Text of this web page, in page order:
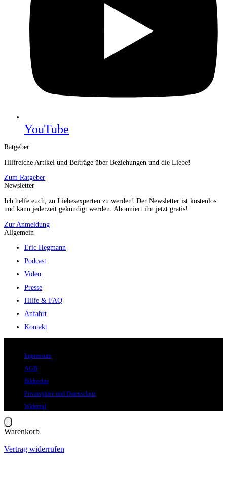
YouTube
Ratgeber
Hilfreiche Artikel und Beiträge über Beziehungen und die Liebe!
Zum Ratgeber
Newsletter
Ich helfe euch, zu Liebesexperten zu werden! Der Newsletter ist kostenlos
und kann jederzeit gekündigt werden. Abonniert ihn jetzt gratis!
Zur Anmeldung
Allgemein
Eric Hegmann
Podcast
Video
Presse
Hilfe & FAQ
Anfahrt
Kontakt
Impressum
AGB
Bildrechte
Privatsphäre und Datenschutz
Widerruf
Warenkorb
Vertrag widerrufen